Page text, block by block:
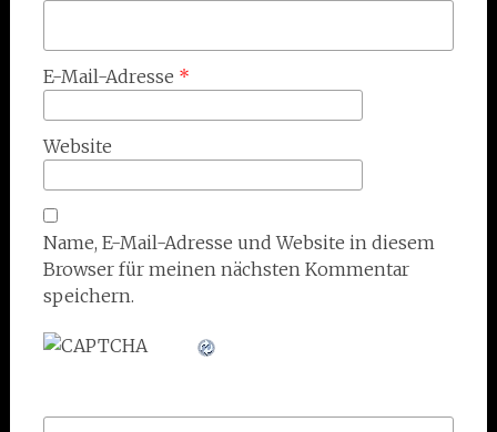
E-Mail-Adresse *
Website
Name, E-Mail-Adresse und Website in diesem
Browser für meinen nächsten Kommentar
speichern.